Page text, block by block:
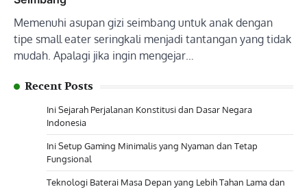
Memenuhi asupan gizi seimbang untuk anak dengan
tipe small eater seringkali menjadi tantangan yang tidak
mudah. Apalagi jika ingin mengejar…
Recent Posts
Ini Sejarah Perjalanan Konstitusi dan Dasar Negara
Indonesia
Ini Setup Gaming Minimalis yang Nyaman dan Tetap
Fungsional
Teknologi Baterai Masa Depan yang Lebih Tahan Lama dan